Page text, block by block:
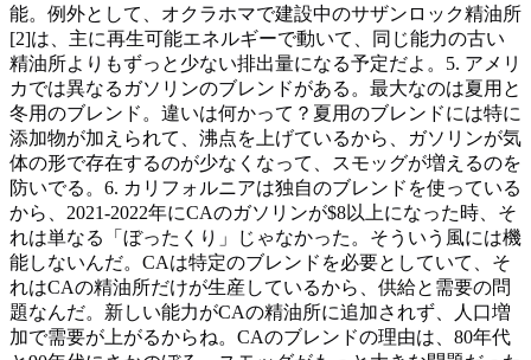
能。例外として、オクラホマで建設中のサザンロック精油所
[2]は、主に再生可能エネルギーで動いて、同じ能力の古い
精油所よりもずっと少ない排出量になる予定だよ。5. アメリ
カでは異なるガソリンのブレンドがある。最大なのは夏用と
冬用のブレンド。違いは何かって？夏用のブレンドには特に
添加物が加えられて、沸点を上げているから、ガソリンが気
体の形で存在するのが少なくなって、スモッグが増えるのを
防いでる。6. カリフォルニアは独自のブレンドを使っている
から、2021-2022年にCAのガソリンが$8以上になった時、そ
れは単なる「ぼったくり」じゃなかった。そういう風には機
能しないんだ。CAは特定のブレンドを必要としていて、そ
れはCAの精油所だけが生産しているから、供給と需要の問
題なんだ。新しい能力がCAの精油所に追加されず、人口増
加で需要が上がるからね。CAのブレンドの理由は、80年代